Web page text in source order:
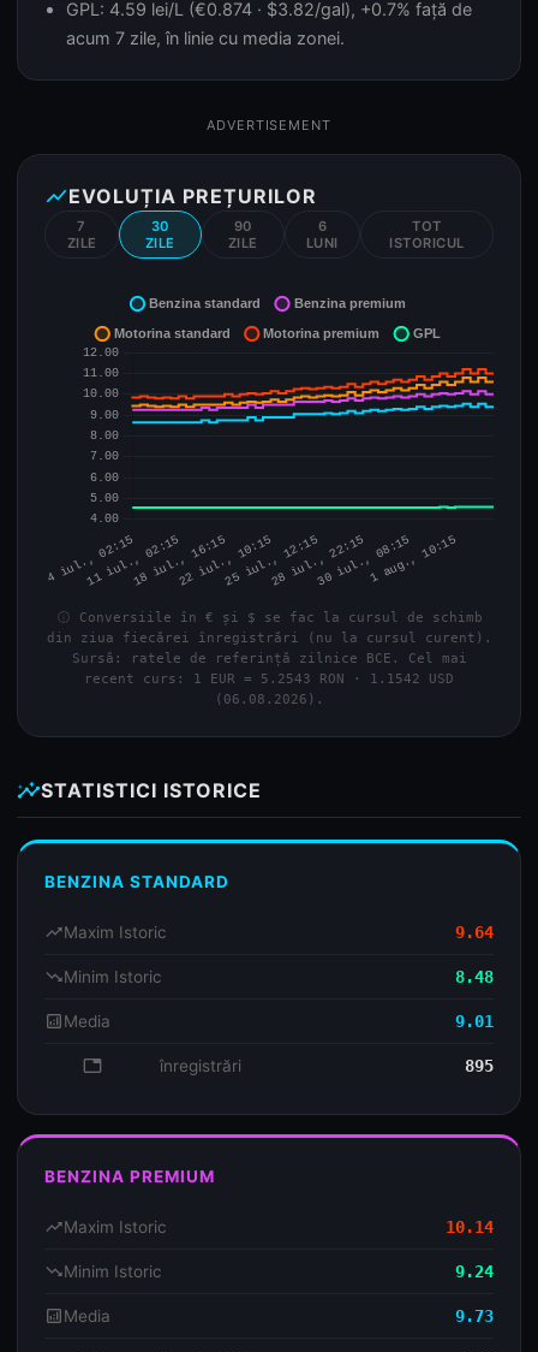
GPL: 4.59 lei/L (€0.874 · $3.82/gal), +0.7% față de
acum 7 zile, în linie cu media zonei.
ADVERTISEMENT
show_chartEVOLUȚIA PREȚURILOR
7
ZILE
30
ZILE
90
ZILE
6
LUNI
TOT
ISTORICUL
info Conversiile în € și $ se fac la cursul de schimb
din ziua fiecărei înregistrări (nu la cursul curent).
Sursă: ratele de referință zilnice BCE. Cel mai
recent curs: 1 EUR = 5.2543 RON · 1.1542 USD
(06.08.2026).
insightsSTATISTICI ISTORICE
BENZINA STANDARD
trending_upMaxim Istoric 9.64
trending_downMinim Istoric 8.48
analyticsMedia 9.01
database înregistrări 895
BENZINA PREMIUM
trending_upMaxim Istoric 10.14
trending_downMinim Istoric 9.24
analyticsMedia 9.73